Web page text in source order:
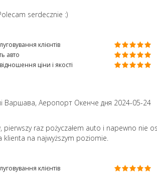
serdecznie :)
клієнтів
авто
ціни і якості
Варшава, Аеропорт Окенче дня 2024-05-24
raz pożyczałem auto i napewno nie
na najwyższym poziomie.
клієнтів